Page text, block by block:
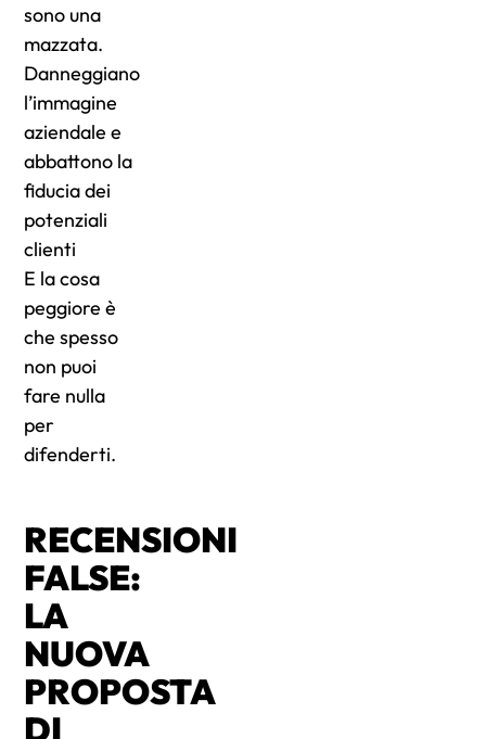
sono una
mazzata.
Danneggiano
l’immagine
aziendale e
abbattono la
fiducia dei
potenziali
clienti
E la cosa
peggiore è
che spesso
non puoi
fare nulla
per
difenderti.
RECENSIONI
FALSE:
LA
NUOVA
PROPOSTA
DI